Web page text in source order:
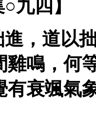
○九四】
進，道以
雞鳴，何
衰颯氣